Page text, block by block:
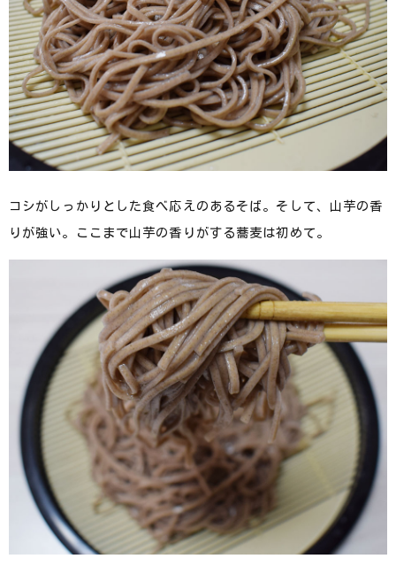
コシがしっかりとした食べ応えのあるそば。そして、山芋の香
りが強い。ここまで山芋の香りがする蕎麦は初めて。